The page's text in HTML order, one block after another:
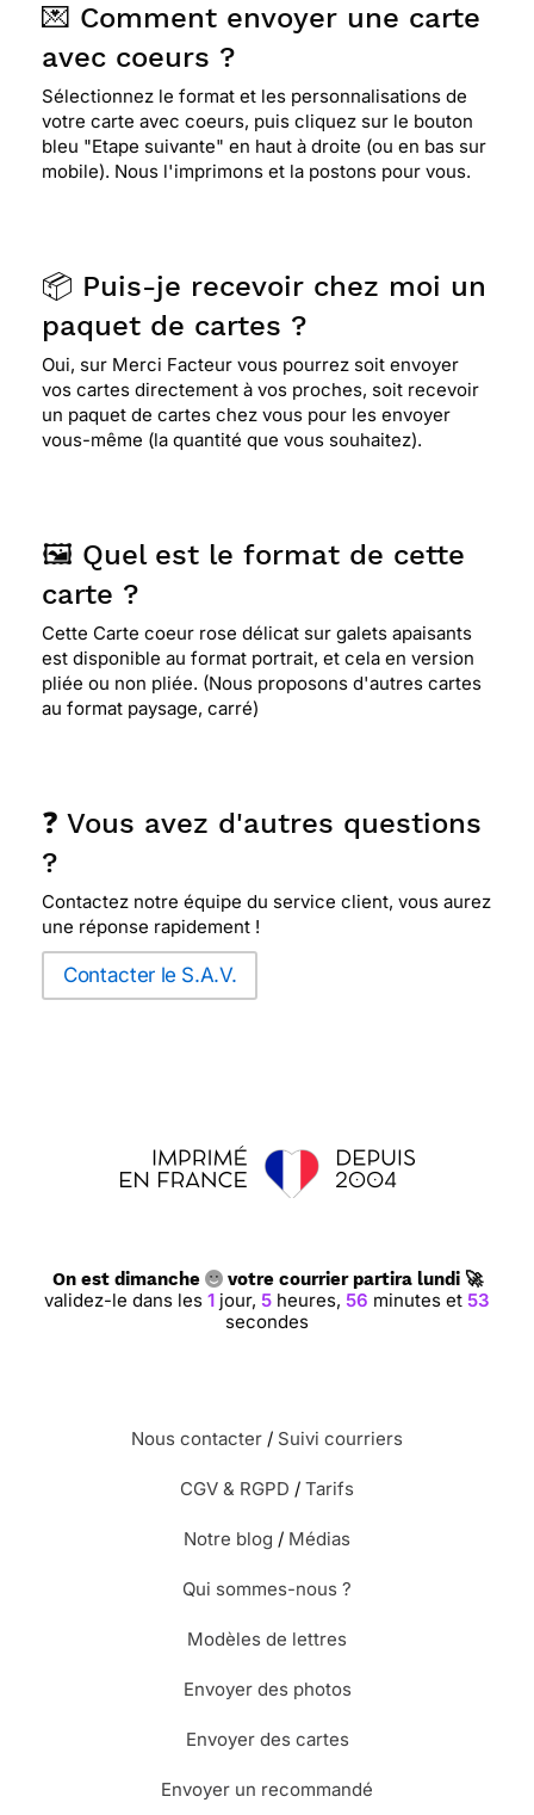
💌 Comment envoyer une carte
avec coeurs ?
Sélectionnez le format et les personnalisations de
votre carte avec coeurs, puis cliquez sur le bouton
bleu "Etape suivante" en haut à droite (ou en bas sur
mobile). Nous l'imprimons et la postons pour vous.
📦 Puis-je recevoir chez moi un
paquet de cartes ?
Oui, sur Merci Facteur vous pourrez soit envoyer
vos cartes directement à vos proches, soit recevoir
un paquet de cartes chez vous pour les envoyer
vous-même (la quantité que vous souhaitez).
🖼️ Quel est le format de cette
carte ?
Cette Carte coeur rose délicat sur galets apaisants
est disponible au format portrait, et cela en version
pliée ou non pliée. (Nous proposons d'autres cartes
au format paysage, carré)
❓ Vous avez d'autres questions
?
Contactez notre équipe du service client, vous aurez
une réponse rapidement !
Contacter le S.A.V.
On est dimanche votre courrier partira lundi 🚀
validez-le dans les1 jour,5 heures,56 minutes et52
secondes
Nous contacter / Suivi courriers
CGV & RGPD / Tarifs
Notre blog / Médias
Qui sommes-nous ?
Modèles de lettres
Envoyer des photos
Envoyer des cartes
Envoyer un recommandé